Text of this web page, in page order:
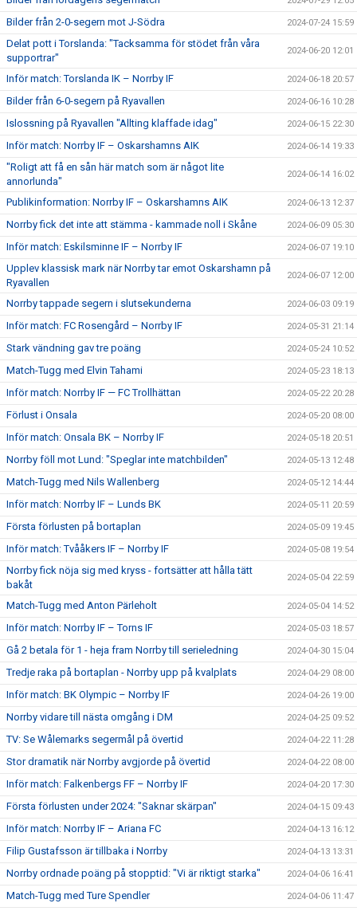
Bilder från 2-0-segern mot J-Södra 2024-07-24 15:59
Delat pott i Torslanda: "Tacksamma för stödet från våra
supportrar"
2024-06-20 12:01
Inför match: Torslanda IK – Norrby IF 2024-06-18 20:57
Bilder från 6-0-segern på Ryavallen 2024-06-16 10:28
Islossning på Ryavallen "Allting klaffade idag" 2024-06-15 22:30
Inför match: Norrby IF – Oskarshamns AIK 2024-06-14 19:33
"Roligt att få en sån här match som är något lite
annorlunda"
2024-06-14 16:02
Publikinformation: Norrby IF – Oskarshamns AIK 2024-06-13 12:37
Norrby fick det inte att stämma - kammade noll i Skåne 2024-06-09 05:30
Inför match: Eskilsminne IF – Norrby IF 2024-06-07 19:10
Upplev klassisk mark när Norrby tar emot Oskarshamn på
Ryavallen
2024-06-07 12:00
Norrby tappade segern i slutsekunderna 2024-06-03 09:19
Inför match: FC Rosengård – Norrby IF 2024-05-31 21:14
Stark vändning gav tre poäng 2024-05-24 10:52
Match-Tugg med Elvin Tahami 2024-05-23 18:13
Inför match: Norrby IF — FC Trollhättan 2024-05-22 20:28
Förlust i Onsala 2024-05-20 08:00
Inför match: Onsala BK – Norrby IF 2024-05-18 20:51
Norrby föll mot Lund: "Speglar inte matchbilden" 2024-05-13 12:48
Match-Tugg med Nils Wallenberg 2024-05-12 14:44
Inför match: Norrby IF – Lunds BK 2024-05-11 20:59
Första förlusten på bortaplan 2024-05-09 19:45
Inför match: Tvååkers IF – Norrby IF 2024-05-08 19:54
Norrby fick nöja sig med kryss - fortsätter att hålla tätt
bakåt
2024-05-04 22:59
Match-Tugg med Anton Pärleholt 2024-05-04 14:52
Inför match: Norrby IF – Torns IF 2024-05-03 18:57
Gå 2 betala för 1 - heja fram Norrby till serieledning 2024-04-30 15:04
Tredje raka på bortaplan - Norrby upp på kvalplats 2024-04-29 08:00
Inför match: BK Olympic – Norrby IF 2024-04-26 19:00
Norrby vidare till nästa omgång i DM 2024-04-25 09:52
TV: Se Wålemarks segermål på övertid 2024-04-22 11:28
Stor dramatik när Norrby avgjorde på övertid 2024-04-22 08:00
Inför match: Falkenbergs FF – Norrby IF 2024-04-20 17:30
Första förlusten under 2024: "Saknar skärpan" 2024-04-15 09:43
Inför match: Norrby IF – Ariana FC 2024-04-13 16:12
Filip Gustafsson är tillbaka i Norrby 2024-04-13 13:31
Norrby ordnade poäng på stopptid: "Vi är riktigt starka" 2024-04-06 16:41
Match-Tugg med Ture Spendler 2024-04-06 11:47